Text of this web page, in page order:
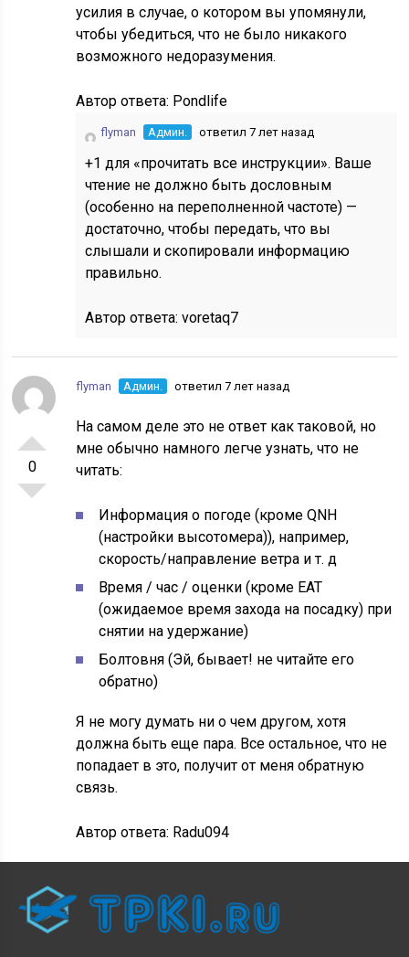
усилия в случае, о котором вы упомянули,
чтобы убедиться, что не было никакого
возможного недоразумения.
Автор ответа: Pondlife
flyman Админ. ответил 7 лет назад
+1 для «прочитать все инструкции». Ваше
чтение не должно быть дословным
(особенно на переполненной частоте) —
достаточно, чтобы передать, что вы
слышали и скопировали информацию
правильно.
Автор ответа:voretaq7
0
flyman Админ. ответил 7 лет назад
На самом деле это не ответ как таковой, но
мне обычно намного легче узнать, что не
читать:
Информация о погоде (кроме QNH
(настройки высотомера)), например,
скорость/направление ветра и т. д
Время / час / оценки (кроме EAT
(ожидаемое время захода на посадку) при
снятии на удержание)
Болтовня (Эй, бывает! не читайте его
обратно)
Я не могу думать ни о чем другом, хотя
должна быть еще пара. Все остальное, что не
попадает в это, получит от меня обратную
связь.
Автор ответа: Radu094